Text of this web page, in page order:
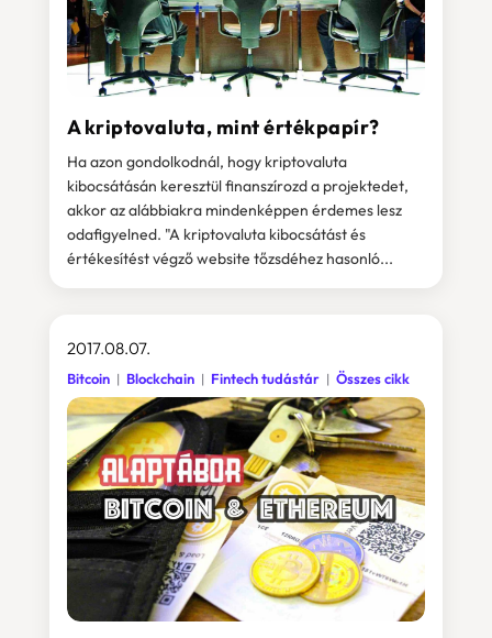
A kriptovaluta, mint értékpapír?
Ha azon gondolkodnál, hogy kriptovaluta
kibocsátásán keresztül finanszírozd a projektedet,
akkor az alábbiakra mindenképpen érdemes lesz
odafigyelned. "A kriptovaluta kibocsátást és
értékesítést végző website tőzsdéhez hasonló...
2017.08.07.
Bitcoin Blockchain Fintech tudástár Összes cikk